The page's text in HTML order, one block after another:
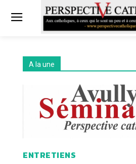
A la une
ENTRETIENS